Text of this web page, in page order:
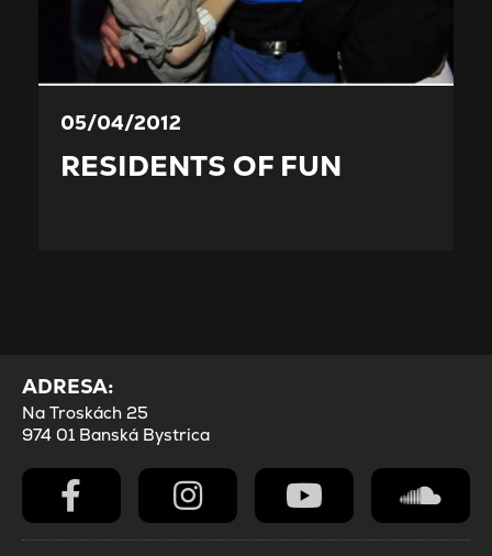
05/04/2012
RESIDENTS OF FUN
ADRESA:
Na Troskách 25
974 01 Banská Bystrica